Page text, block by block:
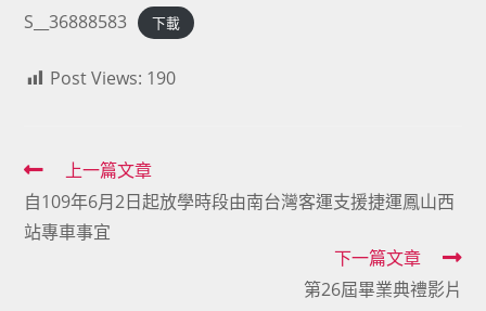
S__36888583 下載
Post Views: 190
Read
more
articles
上一篇文章
自109年6月2日起放學時段由南台灣客運支援捷運鳳山西
站專車事宜
下一篇文章
第26屆畢業典禮影片